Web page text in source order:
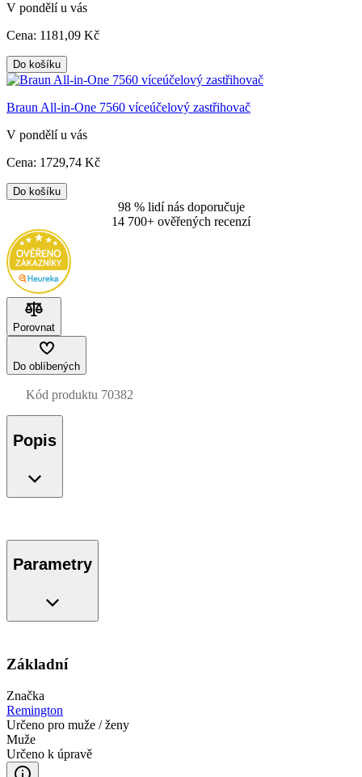
V pondělí u vás
Cena: 1181 ,09 Kč
Do košíku
Braun All-in-One 7560 víceúčelový zastřihovač
V pondělí u vás
Cena: 1729,74 Kč
Do košíku
98 % lidí nás doporučuje
14 700+ ověřených recenzí
Porovnat
Do oblíbených
Kód produktu 70382
Popis
Parametry
Základní
Značka
Remington
Určeno pro muže / ženy
Muže
Určeno k úpravě